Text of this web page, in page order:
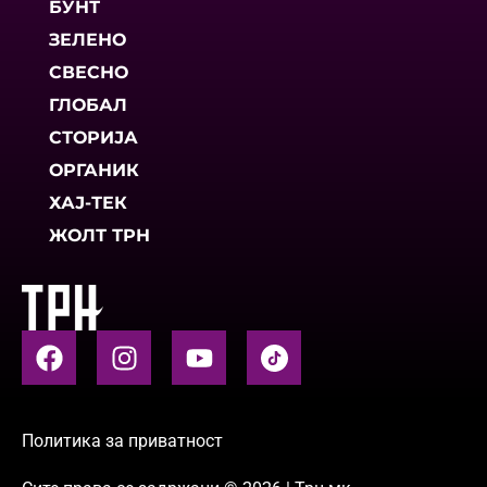
БУНТ
ЗЕЛЕНО
СВЕСНО
ГЛОБАЛ
СТОРИЈА
ОРГАНИК
ХАЈ-ТЕК
ЖОЛТ ТРН
Политика за приватност